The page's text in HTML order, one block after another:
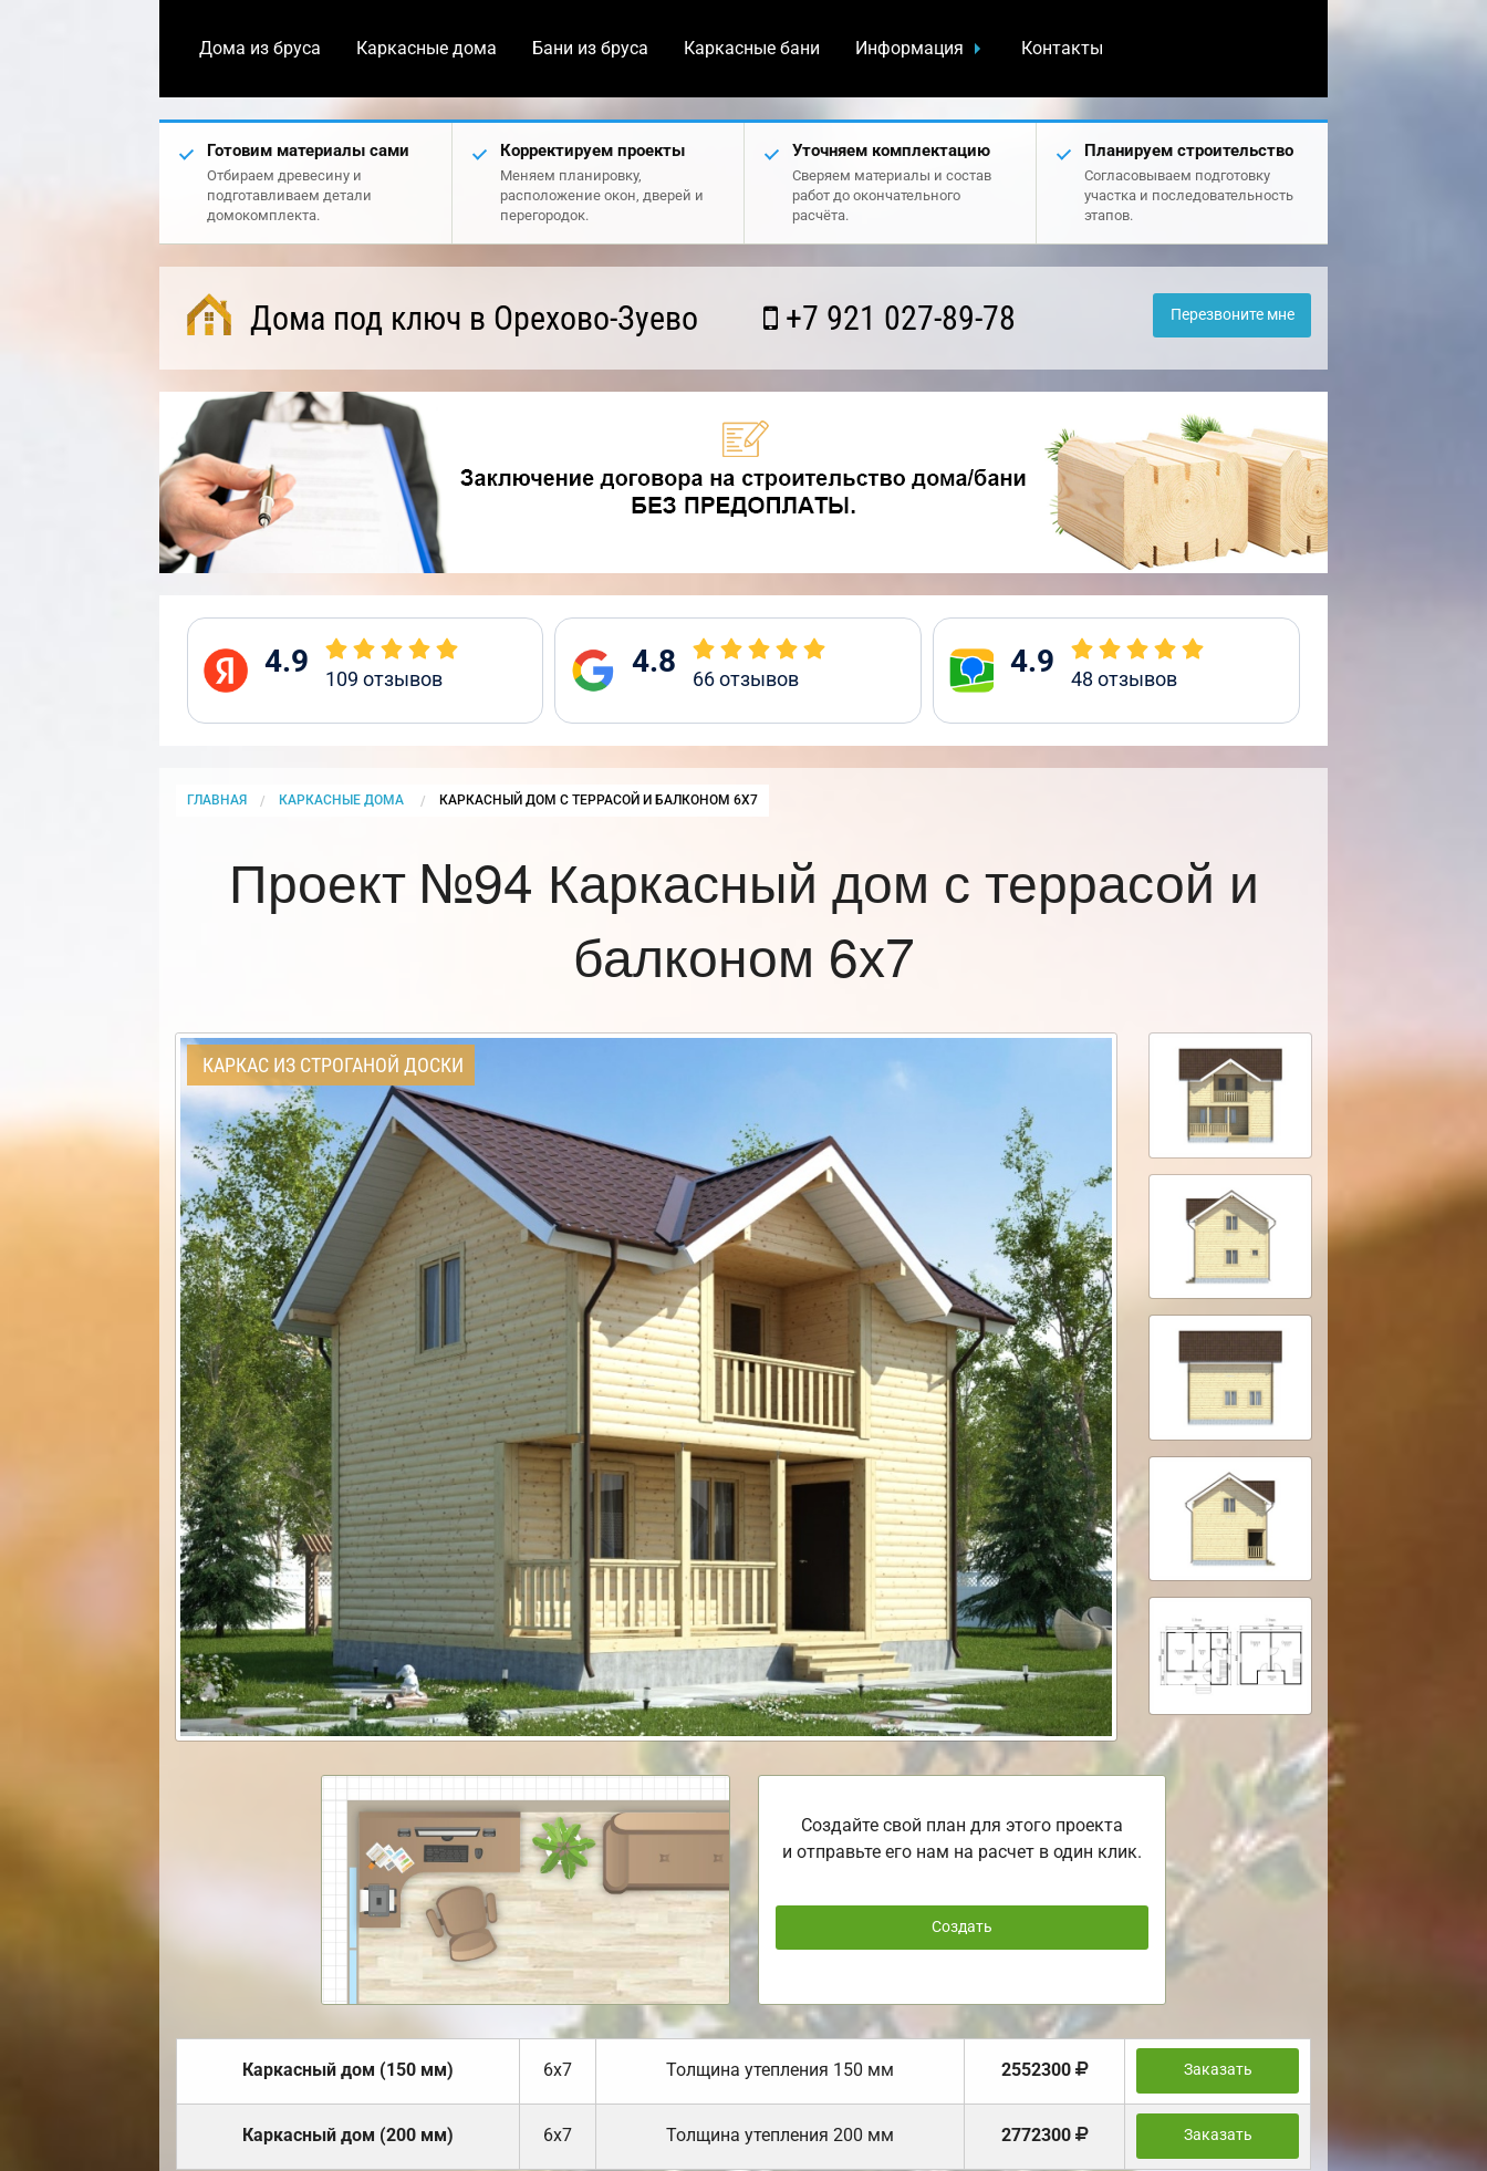
Дома из бруса Каркасные дома Бани из бруса Каркасные бани Информация Контакты
Готовим материалы сами
Отбираем древесину и
подготавливаем детали
домокомплекта.
Корректируем проекты
Меняем планировку,
расположение окон, дверей и
перегородок.
Уточняем комплектацию
Сверяем материалы и состав
работ до окончательного
расчёта.
Планируем строительство
Согласовываем подготовку
участка и последовательность
этапов.
Дома под ключ в Орехово-Зуево +7 921 027-89-78 Перезвоните мне
4.9 109 отзывов 4.8 66отзывов 4.9 48 отзывов
ГЛАВНАЯ КАРКАСНЫЕ ДОМА CURRENT:
КАРКАСНЫЙ ДОМ С ТЕРРАСОЙ И БАЛКОНОМ 6Х7
Проект №94 Каркасный дом с террасой и
балконом 6х7
КАРКАС ИЗ СТРОГАНОЙ ДОСКИ
Создайте свой план для этого проекта
и отправьте его нам на расчет в один клик.
Создать
Каркасный дом (150 мм) 6х7 Толщина утепления 150 мм 2552300 Заказать
Каркасный дом (200 мм) 6х7 Толщина утепления 200 мм 2772300 Заказать